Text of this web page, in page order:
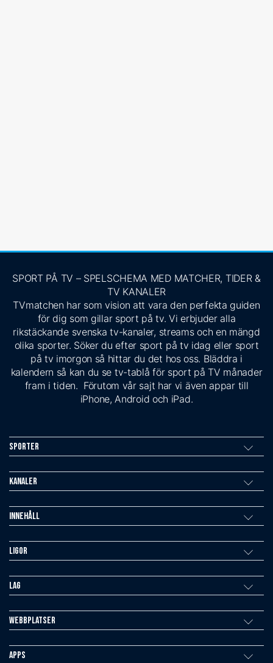
SPORT PÅ TV – SPELSCHEMA MED MATCHER, TIDER &
TV KANALER
TVmatchen har som vision att vara den perfekta guiden
för dig som gillar sport på tv. Vi erbjuder alla
rikstäckande svenska tv-kanaler, streams och en mängd
olika sporter. Söker du efter sport på tv idag eller sport
på tv imorgon så hittar du det hos oss. Bläddra i
kalendern så kan du se tv-tablå för sport på TV månader
fram i tiden. Förutom vår sajt har vi även appar till
iPhone, Android och iPad.
Sporter
Kanaler
Innehåll
Ligor
Lag
Webbplatser
Apps